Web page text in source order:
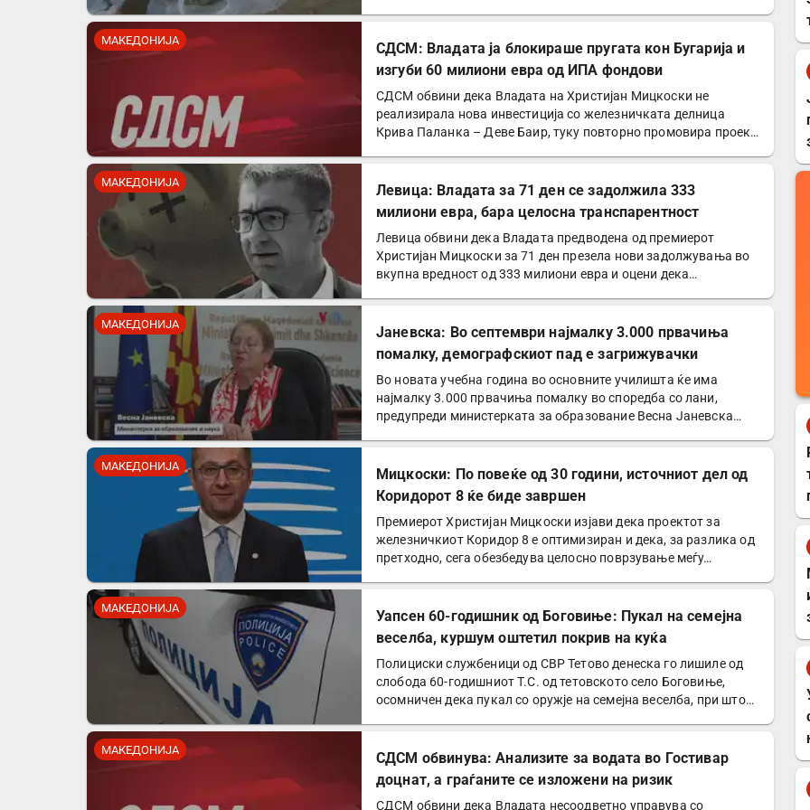
МАКЕДОНИЈА
СДСМ: Владата ја блокираше пругата кон Бугарија и
изгуби 60 милиони евра од ИПА фондови
СДСМ обвини дека Владата на Христијан Мицкоски не
реализирала нова инвестиција со железничката делница
Крива Паланка – Деве Баир, туку повторно промовира проект
МАКЕДОНИЈА
Левица: Владата за 71 ден се задолжила 333
милиони евра, бара целосна транспарентност
Левица обвини дека Владата предводена од премиерот
Христијан Мицкоски за 71 ден презела нови задолжувања во
вкупна вредност од 333 милиони евра и оцени дека
МАКЕДОНИЈА
Јаневска: Во септември најмалку 3.000 првачиња
помалку, демографскиот пад е загрижувачки
Во новата учебна година во основните училишта ќе има
најмалку 3.000 првачиња помалку во споредба со лани,
предупреди министерката за образование Весна Јаневска…
МАКЕДОНИЈА
Мицкоски: По повеќе од 30 години, источниот дел од
Коридорот 8 ќе биде завршен
Премиерот Христијан Мицкоски изјави дека проектот за
железничкиот Коридор 8 е оптимизиран и дека, за разлика од
претходно, сега обезбедува целосно поврзување меѓу…
МАКЕДОНИЈА
Уапсен 60-годишник од Боговиње: Пукал на семејна
веселба, куршум оштетил покрив на куќа
Полициски службеници од СВР Тетово денеска го лишиле од
слобода 60-годишниот Т.С. од тетовското село Боговиње,
осомничен дека пукал со оружје на семејна веселба, при што…
МАКЕДОНИЈА
СДСМ обвинува: Анализите за водата во Гостивар
доцнат, а граѓаните се изложени на ризик
СДСМ обвини дека Владата несоодветно управува со